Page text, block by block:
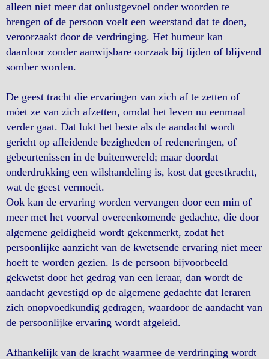
alleen niet meer dat onlustgevoel onder woorden te
brengen of de persoon voelt een weerstand dat te doen,
veroorzaakt door de verdringing. Het humeur kan
daardoor zonder aanwijsbare oorzaak bij tijden of blijvend
somber worden.
De geest tracht die ervaringen van zich af te zetten of
móet ze van zich afzetten, omdat het leven nu eenmaal
verder gaat. Dat lukt het beste als de aandacht wordt
gericht op afleidende bezigheden of redeneringen, of
gebeurtenissen in de buitenwereld; maar doordat
onderdrukking een wilshandeling is, kost dat geestkracht,
wat de geest vermoeit.
Ook kan de ervaring worden vervangen door een min of
meer met het voorval overeenkomende gedachte, die door
algemene geldigheid wordt gekenmerkt, zodat het
persoonlijke aanzicht van de kwetsende ervaring niet meer
hoeft te worden gezien. Is de persoon bijvoorbeeld
gekwetst door het gedrag van een leraar, dan wordt de
aandacht gevestigd op de algemene gedachte dat leraren
zich onopvoedkundig gedragen, waardoor de aandacht van
de persoonlijke ervaring wordt afgeleid.
Afhankelijk van de kracht waarmee de verdringing wordt